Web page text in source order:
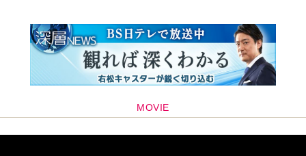
MOVIE